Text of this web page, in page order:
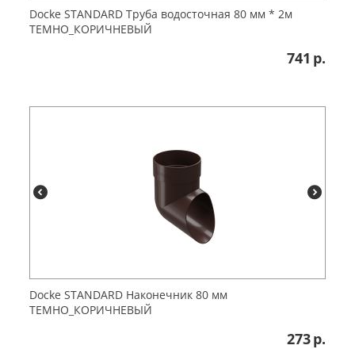
Dоcke STANDARD Труба водосточная 80 мм * 2м
ТЕМНО_КОРИЧНЕВЫЙ
741 р.
Dоcke STANDARD Наконечник 80 мм
ТЕМНО_КОРИЧНЕВЫЙ
273р.